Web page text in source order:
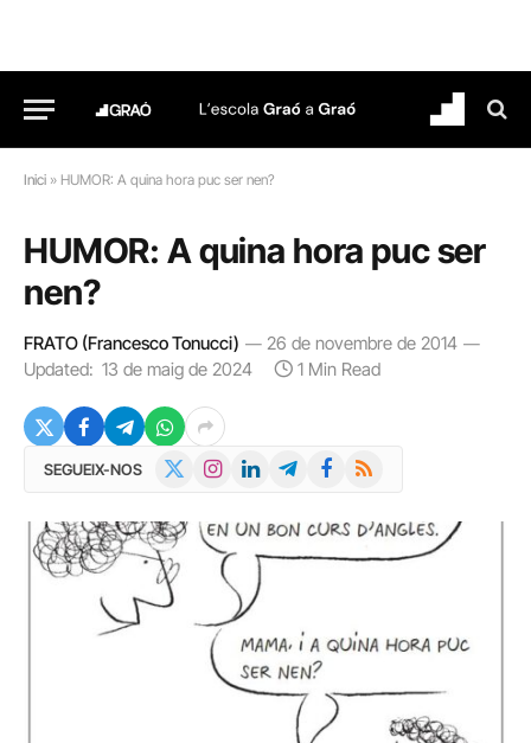
Inici » HUMOR: A quina hora puc ser nen?
HUMOR: A quina hora puc ser
nen?
FRATO (Francesco Tonucci)
26 de novembre de 2014
Updated: 13 de maig de 2024 1 Min Read
SEGUEIX-NOS InstagramLinkedInTelegramFacebook
RSS